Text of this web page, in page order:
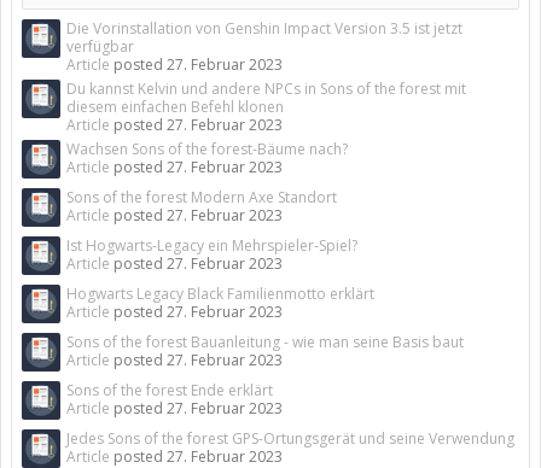
Die Vorinstallation von Genshin Impact Version 3.5 ist jetzt
verfügbar
Article posted 27. Februar 2023
Du kannst Kelvin und andere NPCs in Sons of the forest mit
diesem einfachen Befehl klonen
Article posted 27. Februar 2023
Wachsen Sons of the forest-Bäume nach?
Article posted 27. Februar 2023
Sons of the forest Modern Axe Standort
Article posted 27. Februar 2023
Ist Hogwarts-Legacy ein Mehrspieler-Spiel?
Article posted 27. Februar 2023
Hogwarts Legacy Black Familienmotto erklärt
Article posted 27. Februar 2023
Sons of the forest Bauanleitung - wie man seine Basis baut
Article posted 27. Februar 2023
Sons of the forest Ende erklärt
Article posted 27. Februar 2023
Jedes Sons of the forest GPS-Ortungsgerät und seine Verwendung
Article posted 27. Februar 2023